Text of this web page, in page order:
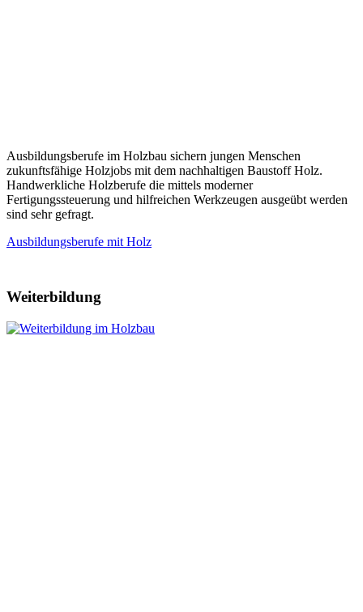
Ausbildungsberufe im Holzbau sichern jungen Menschen
zukunftsfähige Holzjobs mit dem nachhaltigen Baustoff Holz.
Handwerkliche Holzberufe die mittels moderner
Fertigungssteuerung und hilfreichen Werkzeugen ausgeübt werden
sind sehr gefragt.
Ausbildungsberufe mit Holz
Weiterbildung